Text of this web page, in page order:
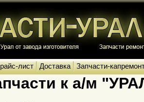
лист Доставка Запчасти-
к а/м